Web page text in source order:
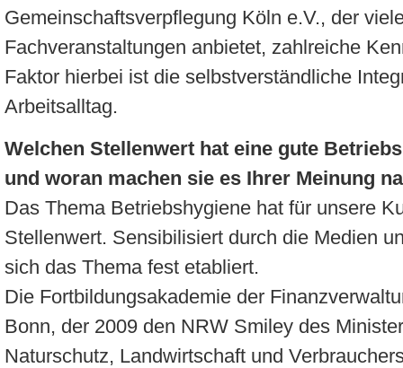
Gemeinschaftsverpflegung Köln e.V., der
Fachveranstaltungen anbietet, zahlreiche
Faktor hierbei ist die selbstverständliche
Arbeitsalltag.
Welchen Stellenwert hat eine gute
und woran machen sie es Ihrer Meinung
Das Thema Betriebshygiene hat für unsere
Stellenwert. Sensibilisiert durch die Medien
sich das Thema fest etabliert.
Die Fortbildungsakademie der
Bonn, der 2009 den NRW Smiley des
Naturschutz, Landwirtschaft und